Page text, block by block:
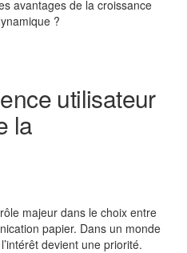
avantages de la croissance
?
utilisateur
la
majeur dans le choix entre
papier. Dans un monde
devient une priorité.